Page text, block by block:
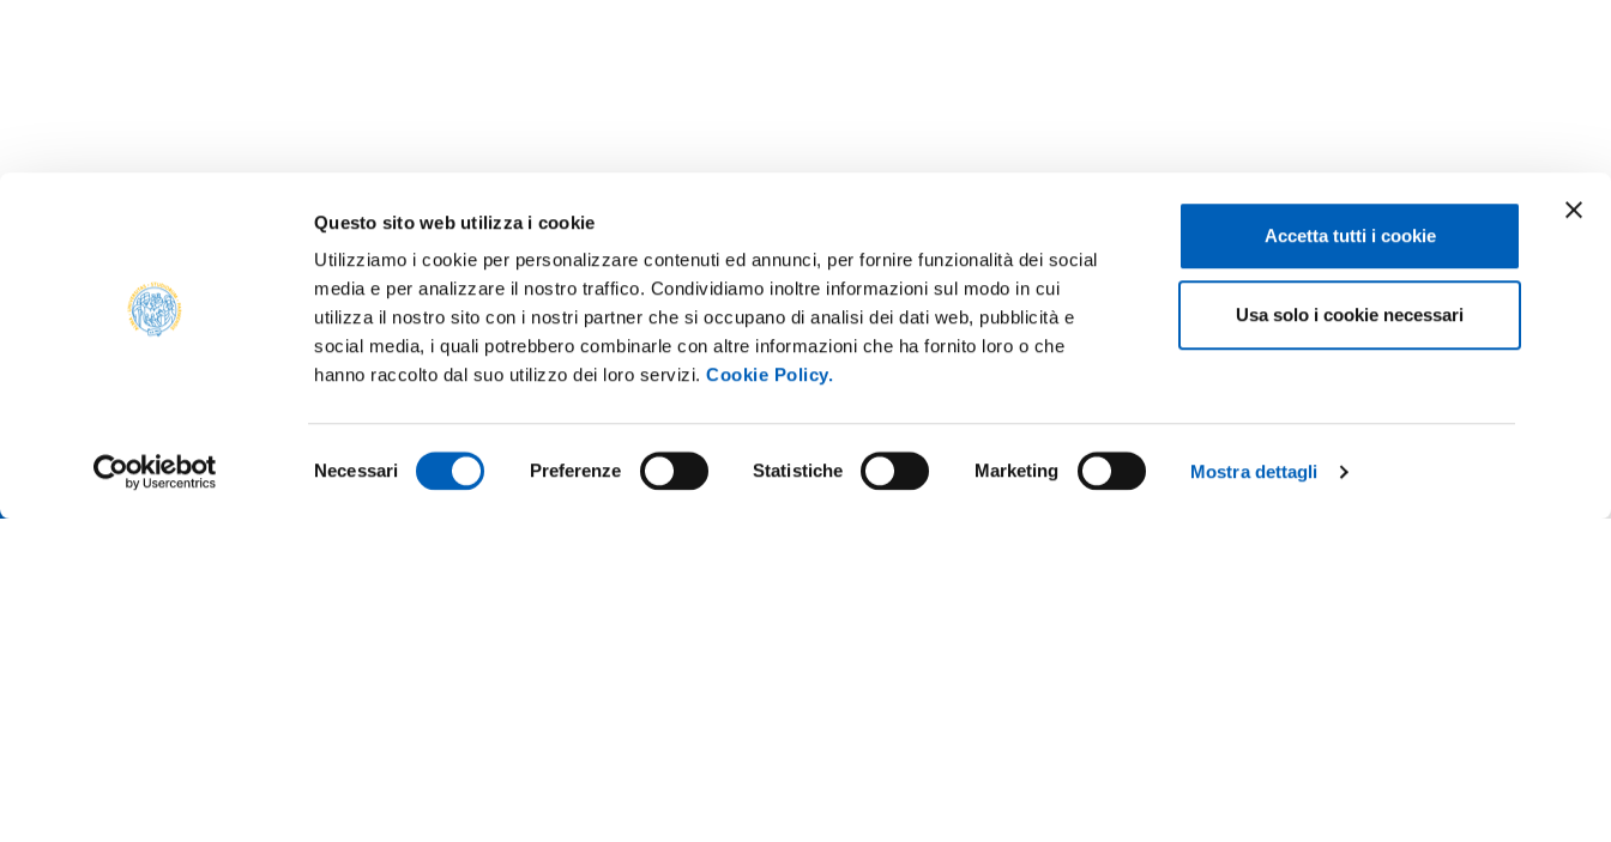
Questo sito web utilizza i cookie
Utilizziamo i cookie per personalizzare contenuti ed annunci, per fornire funzionalità dei social
media e per analizzare il nostro traffico. Condividiamo inoltre informazioni sul modo in cui
utilizza il nostro sito con i nostri partner che si occupano di analisi dei dati web, pubblicità e
social media, i quali potrebbero combinarle con altre informazioni che ha fornito loro o che
hanno raccolto dal suo utilizzo dei loro servizi.Cookie Policy.
del
Necessari Preferenze Statistiche Marketing Mostra dettagli
Accetta tutti i cookie
Usa solo i cookie necessari